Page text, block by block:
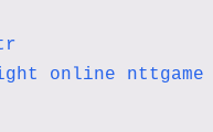
online
nttgame